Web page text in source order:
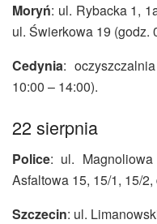
Moryń: ul. Rybacka 1,
ul. Świerkowa 19 (godz.
Cedynia:
10:00 – 14:00).
22 sierpnia
Police: ul.
Asfaltowa 15, 15/1, 15/
Szczecin: ul.